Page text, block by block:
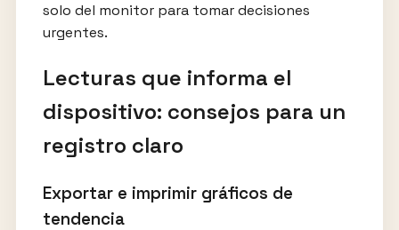
solo del monitor para tomar decisiones
urgentes.
Lecturas que informa el
dispositivo: consejos para un
registro claro
Exportar e imprimir gráficos de
tendencia